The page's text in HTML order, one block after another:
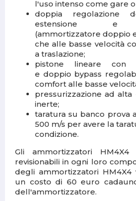
l'uso intenso come gare
doppia regolazione
estensione e
(ammortizzatore doppio
che alle basse velocità
a traslazione;
pistone lineare con
e doppio bypass
comfort alle basse
pressurizzazione ad alta
inerte;
taratura su banco prova
500 m/s per avere la
condizione.
Gli ammortizzatori
revisionabili in ogni loro
degli ammortizzatori HM4X4
un costo di 60 euro
dell'ammortizzatore.